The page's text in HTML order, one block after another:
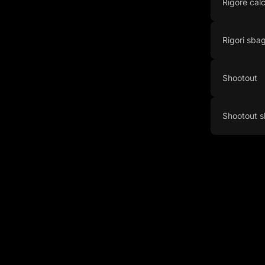
Rigore
Rigori
Shootout
Shootout